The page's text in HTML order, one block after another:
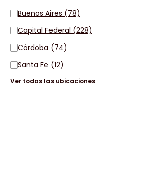
Buenos Aires (78)
Capital Federal (228)
Córdoba (74)
Santa Fe (12)
Ver todas las ubicaciones